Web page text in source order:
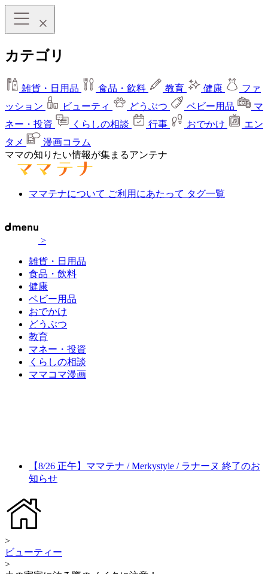
カテゴリ
雑貨・日用品 食品・飲料 教育 健康
ファ
ッション
ビューティ どうぶつ ベビー用品
マ
ネー・投資
くらしの相談 行事 おでかけ
エン
タメ
漫画コラム
ママの知りたい情報が集まるアンテナ
ママテナについて ご利用にあたって タグ一覧
>
雑貨・日用品
食品・飲料
健康
ベビー用品
おでかけ
どうぶつ
教育
マネー・投資
くらしの相談
ママコマ漫画
【8/26 正午】ママテナ / Merkystyle / ラナーヌ 終了のお
知らせ
>
ビューティー
>